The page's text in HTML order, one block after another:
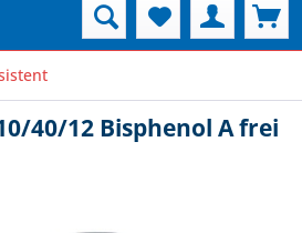
40/12 Bisphenol A frei